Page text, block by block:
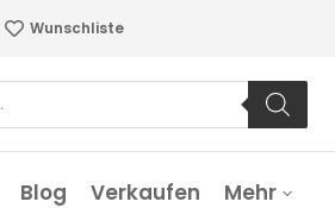
Wunschliste
Blog Verkaufen Mehr